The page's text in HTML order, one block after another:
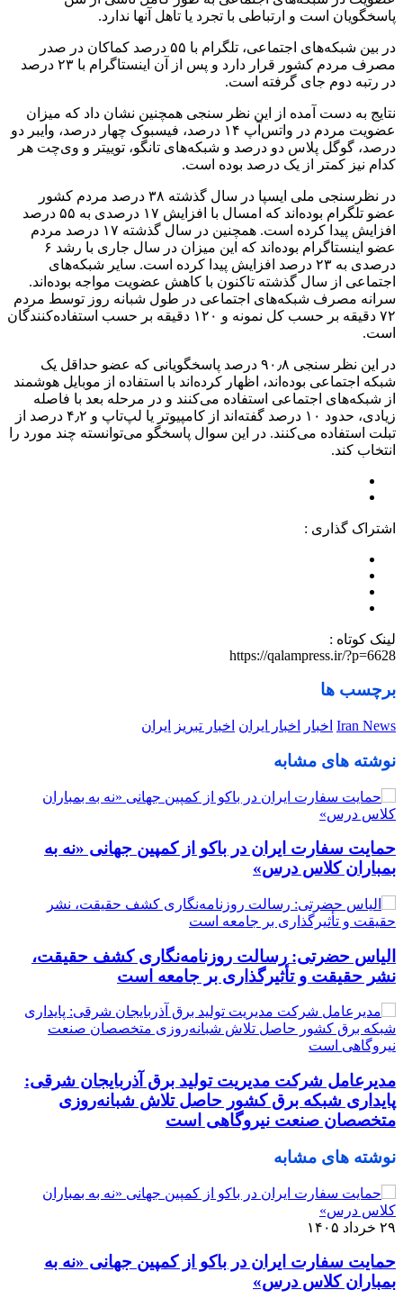
پاسخگویان است و ارتباطی با تجرد یا تاهل آنها ندارد.
در بین شبکه‌های اجتماعی، تلگرام با ۵۵ درصد کماکان در صدر
مصرف مردم کشور قرار دارد و پس از آن اینستاگرام با ۲۳ درصد
در رتبه دوم جای گرفته است.
نتایج به دست آمده از این نظر سنجی همچنین نشان داد که میزان
عضویت مردم در واتس‌آپ ۱۴ درصد، فیسبوک چهار درصد، وایبر دو
درصد، گوگل پلاس دو درصد و شبکه‌های تانگو، توییتر و وی‌چت هر
کدام نیز کمتر از یک درصد بوده است.
در نظرسنجی ملی ایسپا در سال گذشته ۳۸ درصد مردم کشور
عضو تلگرام بوده‌اند که امسال با افزایش ۱۷ درصدی به ۵۵ درصد
افزایش پیدا کرده است. همچنین در سال گذشته ۱۷ درصد مردم
عضو اینستاگرام بوده‌اند که این میزان در سال جاری با رشد ۶
درصدی به ۲۳ درصد افزایش پیدا کرده است. سایر شبکه‌های
اجتماعی از سال گذشته تاکنون با کاهش عضویت مواجه بوده‌اند.
سرانه مصرف شبکه‌های اجتماعی در طول شبانه روز توسط مردم
۷۲ دقیقه بر حسب کل نمونه و ۱۲۰ دقیقه بر حسب استفاده‌کنندگان
است.
در این نظر سنجی ۹۰٫۸ درصد پاسخگویانی که عضو حداقل یک
شبکه اجتماعی بوده‌اند، اظهار کرده‌اند با استفاده از موبایل هوشمند
از شبکه‌های اجتماعی استفاده می‌کنند و در مرحله بعد با فاصله
زیادی، حدود ۱۰ درصد گفته‌اند از کامپیوتر یا لپ‌تاپ و ۴٫۲ درصد از
تبلت استفاده می‌کنند. در این سوال پاسخگو می‌توانسته چند مورد را
انتخاب کند.
اشتراک گذاری :
لینک کوتاه :
https://qalampress.ir/?p=6628
برچسب ها
Iran News اخبار اخبار ایران اخبار تبریز ایران
نوشته های مشابه
حمایت سفارت ایران در باکو از کمپین جهانی «نه به
بمباران کلاس درس»
الیاس حضرتی: رسالت روزنامه‌نگاری کشف حقیقت،
نشر حقیقت و تأثیرگذاری بر جامعه است
مدیرعامل شرکت مدیریت تولید برق آذربایجان شرقی:
پایداری شبکه برق کشور حاصل تلاش شبانه‌روزی
متخصصان صنعت نیروگاهی است
نوشته های مشابه
۲۹ خرداد ۱۴۰۵
حمایت سفارت ایران در باکو از کمپین جهانی «نه به
بمباران کلاس درس»